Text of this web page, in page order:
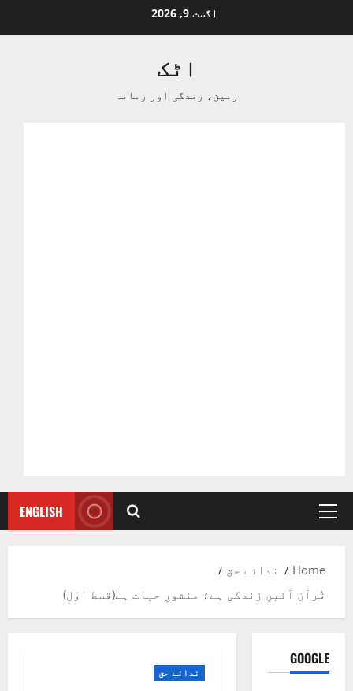
to
اگست 9, 2026
اٹک
زمین، زندگی اور زمانہ
Primary
ENGLISH
Home
ندائے حق
قُرآن آئینِ زندگی ہے؛ منشورِ حیات ہے(قسط اوّل)
ندائے حق
GOOGLE